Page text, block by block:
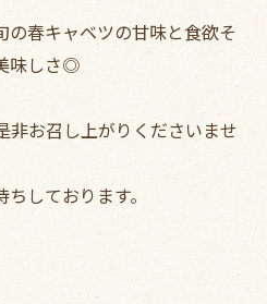
春キャベツの甘味と食欲そ
味しさ◎
非お召し上がりくださいませ
しております。